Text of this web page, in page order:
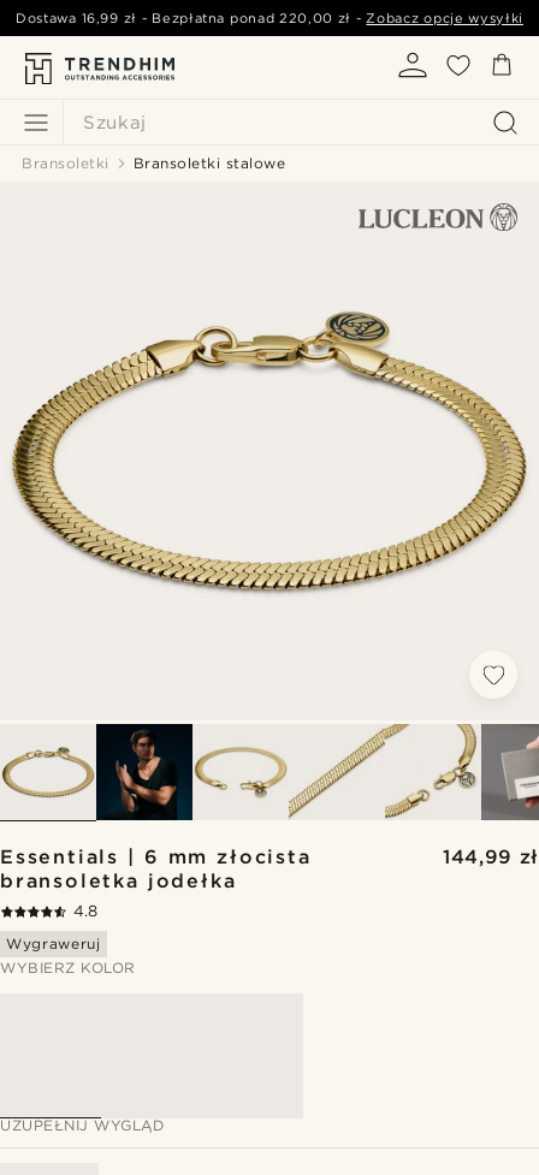
Szukaj
Dostawa 16,99 zł - Bezpłatna ponad220,00 zł -Zobacz opcje wysyłki
Bransoletki Bransoletki stalowe
Essentials | 6 mm złocista
bransoletka jodełka
144,99 zł
4.8
Wygraweruj
WYBIERZ KOLOR
UZUPEŁNIJ WYGLĄD